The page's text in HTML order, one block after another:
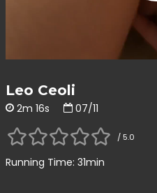
Leo Ceoli
2m 16s 07/11
/ 5.0
Running Time: 31min